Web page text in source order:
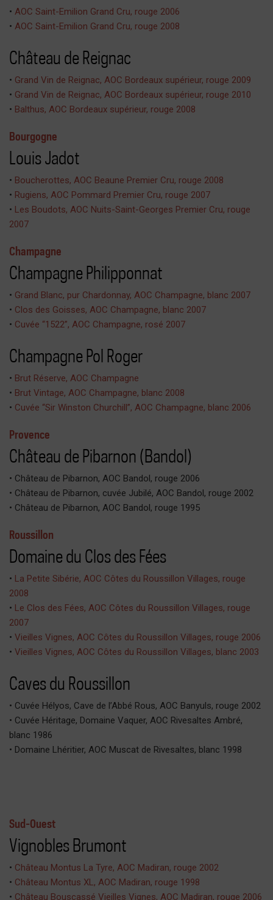
• AOC Saint-Emilion Grand Cru, rouge 2006
• AOC Saint-Emilion Grand Cru, rouge 2008
Château de Reignac
• Grand Vin de Reignac, AOC Bordeaux supérieur, rouge 2009
• Grand Vin de Reignac, AOC Bordeaux supérieur, rouge 2010
• Balthus, AOC Bordeaux supérieur, rouge 2008
Bourgogne
Louis Jadot
• Boucherottes, AOC Beaune Premier Cru, rouge 2008
• Rugiens, AOC Pommard Premier Cru, rouge 2007
• Les Boudots, AOC Nuits-Saint-Georges Premier Cru, rouge
2007
Champagne
Champagne Philipponnat
• Grand Blanc, pur Chardonnay, AOC Champagne, blanc 2007
• Clos des Goisses, AOC Champagne, blanc 2007
• Cuvée “1522”, AOC Champagne, rosé 2007
Champagne Pol Roger
• Brut Réserve, AOC Champagne
• Brut Vintage, AOC Champagne, blanc 2008
• Cuvée “Sir Winston Churchill”, AOC Champagne, blanc 2006
Provence
Château de Pibarnon (Bandol)
• Château de Pibarnon, AOC Bandol, rouge 2006
• Château de Pibarnon, cuvée Jubilé, AOC Bandol, rouge 2002
• Château de Pibarnon, AOC Bandol, rouge 1995
Roussillon
Domaine du Clos des Fées
• La Petite Sibérie, AOC Côtes du Roussillon Villages, rouge
2008
• Le Clos des Fées, AOC Côtes du Roussillon Villages, rouge
2007
• Vieilles Vignes, AOC Côtes du Roussillon Villages, rouge 2006
• Vieilles Vignes, AOC Côtes du Roussillon Villages, blanc 2003
Caves du Roussillon
• Cuvée Hélyos, Cave de l’Abbé Rous, AOC Banyuls, rouge 2002
• Cuvée Héritage, Domaine Vaquer, AOC Rivesaltes Ambré,
blanc 1986
• Domaine Lhéritier, AOC Muscat de Rivesaltes, blanc 1998
Sud-Ouest
Vignobles Brumont
• Château Montus La Tyre, AOC Madiran, rouge 2002
• Château Montus XL, AOC Madiran, rouge 1998
• Château Bouscassé Vieilles Vignes, AOC Madiran, rouge 2006